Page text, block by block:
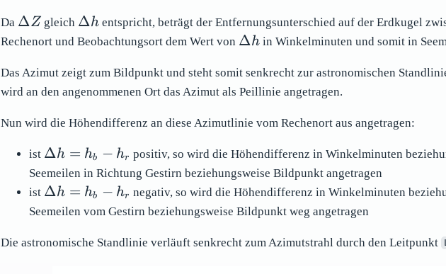
- h_b
Z_b -
Z_r
Da \Delta
Z
ΔZ gleich \Delta
h
Δh entspricht, beträgt der Entfernungsunterschied auf der Erdkugel
Rechenort und Beobachtungsort dem Wert von \Delta
Δhin Winkelminuten und somit in
Das Azimut zeigt zum Bildpunkt und steht somit senkrecht zur astronomischen
wird an den angenommenen Ort das Azimut als Peillinie angetragen.
Nun wird die Höhendifferenz an diese Azimutlinie vom Rechenort aus angetragen:
ist \Delta
h =
h_b -
h_r
Δh = hb − hr positiv, so wird die Höhendifferenz in Winkelminuten
Seemeilen in Richtung Gestirn beziehungsweise Bildpunkt angetragen
ist \Delta
h =
h_r
Δh = hb − hr negativ, so wird die Höhendifferenz in Winkelminuten
Seemeilen vom Gestirn beziehungsweise Bildpunkt weg angetragen
Die astronomische Standlinie verläuft senkrecht zum Azimutstrahl durch den Leitpunkt